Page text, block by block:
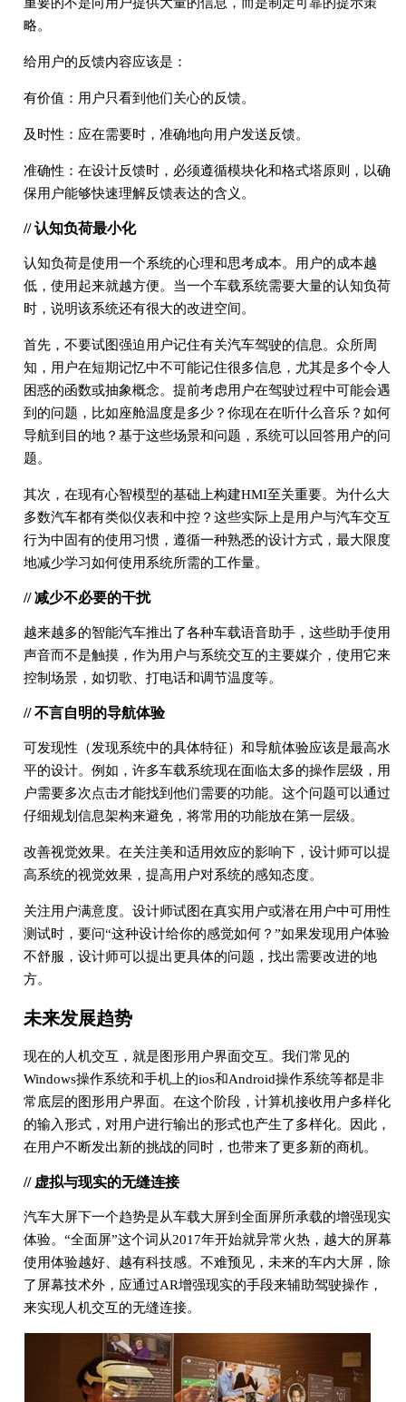
略。
给用户的反馈内容应该是：
有价值：用户只看到他们关心的反馈。
及时性：应在需要时，准确地向用户发送反馈。
准确性：在设计反馈时，必须遵循模块化和格式塔原则，以确
保用户能够快速理解反馈表达的含义。
// 认知负荷最小化
认知负荷是使用一个系统的心理和思考成本。用户的成本越
低，使用起来就越方便。当一个车载系统需要大量的认知负荷
时，说明该系统还有很大的改进空间。
首先，不要试图强迫用户记住有关汽车驾驶的信息。众所周
知，用户在短期记忆中不可能记住很多信息，尤其是多个令人
困惑的函数或抽象概念。提前考虑用户在驾驶过程中可能会遇
到的问题，比如座舱温度是多少？你现在在听什么音乐？如何
导航到目的地？基于这些场景和问题，系统可以回答用户的问
题。
其次，在现有心智模型的基础上构建HMI至关重要。为什么大
多数汽车都有类似仪表和中控？这些实际上是用户与汽车交互
行为中固有的使用习惯，遵循一种熟悉的设计方式，最大限度
地减少学习如何使用系统所需的工作量。
// 减少不必要的干扰
越来越多的智能汽车推出了各种车载语音助手，这些助手使用
声音而不是触摸，作为用户与系统交互的主要媒介，使用它来
控制场景，如切歌、打电话和调节温度等。
// 不言自明的导航体验
可发现性（发现系统中的具体特征）和导航体验应该是最高水
平的设计。例如，许多车载系统现在面临太多的操作层级，用
户需要多次点击才能找到他们需要的功能。这个问题可以通过
仔细规划信息架构来避免，将常用的功能放在第一层级。
改善视觉效果。在关注美和适用效应的影响下，设计师可以提
高系统的视觉效果，提高用户对系统的感知态度。
关注用户满意度。设计师试图在真实用户或潜在用户中可用性
测试时，要问“这种设计给你的感觉如何？”如果发现用户体验
不舒服，设计师可以提出更具体的问题，找出需要改进的地
方。
未来发展趋势
现在的人机交互，就是图形用户界面交互。我们常见的
Windows操作系统和手机上的ios和Android操作系统等都是非
常底层的图形用户界面。在这个阶段，计算机接收用户多样化
的输入形式，对用户进行输出的形式也产生了多样化。因此，
在用户不断发出新的挑战的同时，也带来了更多新的商机。
// 虚拟与现实的无缝连接
汽车大屏下一个趋势是从车载大屏到全面屏所承载的增强现实
体验。“全面屏”这个词从2017年开始就异常火热，越大的屏幕
使用体验越好、越有科技感。不难预见，未来的车内大屏，除
了屏幕技术外，应通过AR增强现实的手段来辅助驾驶操作，
来实现人机交互的无缝连接。